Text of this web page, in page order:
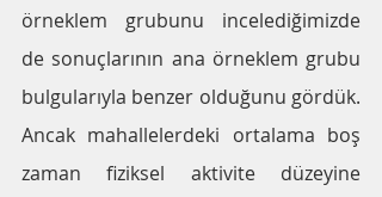
örneklem grubunu incelediğimizde
de sonuçlarının ana örneklem grubu
bulgularıyla benzer olduğunu gördük.
Ancak mahallelerdeki ortalama boş
zaman fiziksel aktivite düzeyine